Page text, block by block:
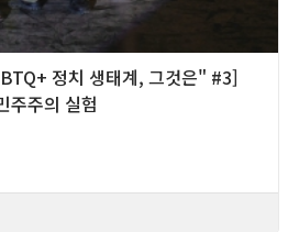
정치 생태계, 그것은" #3]
주주의 실험